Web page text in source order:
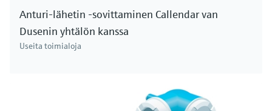
Anturi-lähetin -sovittaminen Callendar van
Dusenin yhtälön kanssa
Useita toimialoja